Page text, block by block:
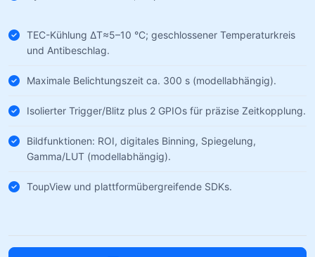
TEC-Kühlung ΔT≈5–10 °C; geschlossener Temperaturkreis
und Antibeschlag.
Maximale Belichtungszeit ca. 300 s (modellabhängig).
Isolierter Trigger/Blitz plus 2 GPIOs für präzise Zeitkopplung.
Bildfunktionen: ROI, digitales Binning, Spiegelung,
Gamma/LUT (modellabhängig).
ToupView und plattformübergreifende SDKs.